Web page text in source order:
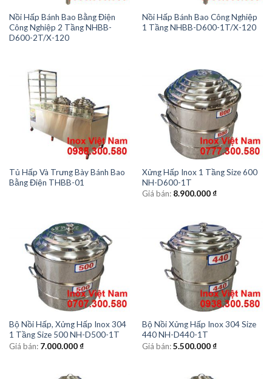
Nồi Hấp Bánh Bao Bằng Điện
Công Nghiệp 2 Tầng NHBB-
D600-2T/X-120
Nồi Hấp Bánh Bao Công Nghiệp
1 Tầng NHBB-D600-1T/X-120
Tủ Hấp Và Trưng Bày Bánh Bao
Bằng Điện THBB-01
Xửng Hấp Inox 1 Tầng Size 600
NH-D600-1T
Giá bán: 8.900.000₫
Bộ Nồi Hấp, Xửng Hấp Inox 304
1 Tầng Size 500 NH-D500-1T
Giá bán: 7.000.000₫
Bộ Nồi Xửng Hấp Inox 304 Size
440 NH-D440-1T
Giá bán:5.500.000₫